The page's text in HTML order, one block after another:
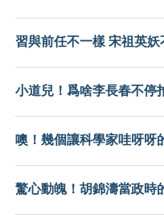
習與前任不一樣 宋祖英妖
小道兒！爲啥李長春不停
噢！幾個讓科學家哇呀呀
驚心動魄！胡錦濤當政時